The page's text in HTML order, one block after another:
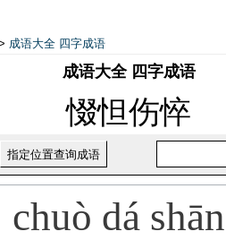
成语大全 四字成语
成语大全 四字成语
惙怛伤悴
chuò dá